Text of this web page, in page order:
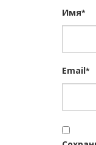
Имя*
Email*